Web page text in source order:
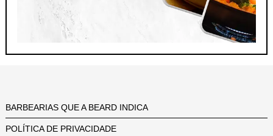
BARBEARIAS QUE A BEARD INDICA
POLÍTICA DE PRIVACIDADE